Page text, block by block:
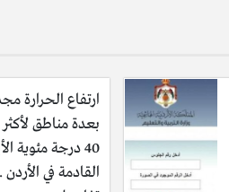
الدينية، بالإضافة إلى تعاون
نتائج الطلاب الفعلية.
ارتفاع الحرارة
بعدة مناطق
40 درجة مئوية
القادمة في الأردن